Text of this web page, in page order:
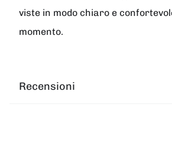
viste in modo chiaro e
momento.
Recensioni